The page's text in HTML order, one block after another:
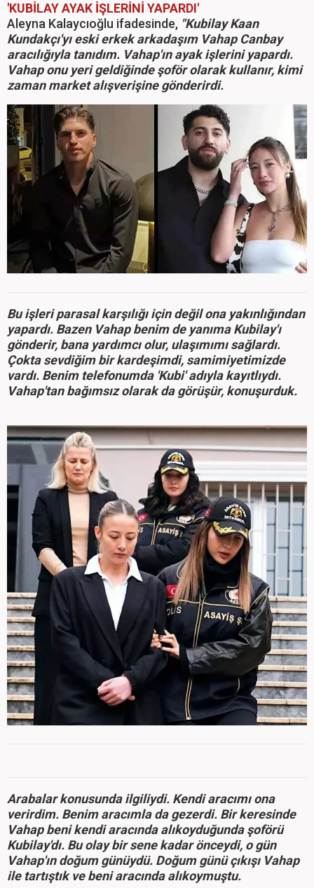
'KUBİLAY AYAK İŞLERİNİ YAPARDI'
Aleyna Kalaycıoğlu ifadesinde, "Kubilay Kaan
Kundakçı'yı eski erkek arkadaşım Vahap Canbay
aracılığıyla tanıdım. Vahap'ın ayak işlerini yapardı.
Vahap onu yeri geldiğinde şoför olarak kullanır, kimi
zaman market alışverişine gönderirdi.
Bu işleri parasal karşılığı için değil ona yakınlığından
yapardı. Bazen Vahap benim de yanıma Kubilay'ı
gönderir, bana yardımcı olur, ulaşımımı sağlardı.
Çokta sevdiğim bir kardeşimdi, samimiyetimizde
vardı. Benim telefonumda 'Kubi' adıyla kayıtlıydı.
Vahap'tan bağımsız olarak da görüşür, konuşurduk.
Arabalar konusunda ilgiliydi. Kendi aracımı ona
verirdim. Benim aracımla da gezerdi. Bir keresinde
Vahap beni kendi aracında alıkoyduğunda şoförü
Kubilay'dı. Bu olay bir sene kadar önceydi, o gün
Vahap'ın doğum günüydü. Doğum günü çıkışı Vahap
ile tartıştık ve beni aracında alıkoymuştu.